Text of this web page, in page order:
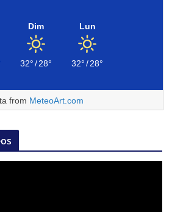
Dim
32°/28°
Lun
32°/28°
from MeteoArt.com